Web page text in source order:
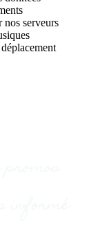
nos serveurs